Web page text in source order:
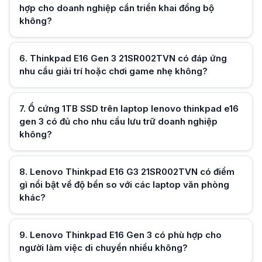
Hữu ích (0)
hợp cho doanh nghiệp cần triển khai đồng bộ
không?
Hữu ích (0)
6. Thinkpad E16 Gen 3 21SR002TVN có đáp ứng
nhu cầu giải trí hoặc chơi game nhẹ không?
Hữu ích (0)
7. Ổ cứng 1TB SSD trên laptop lenovo thinkpad e16
gen 3 có đủ cho nhu cầu lưu trữ doanh nghiệp
không?
Hữu ích (0)
8. Lenovo Thinkpad E16 G3 21SR002TVN có điểm
gì nổi bật về độ bền so với các laptop văn phòng
khác?
9. Lenovo Thinkpad E16 Gen 3 có phù hợp cho
người làm việc di chuyển nhiều không?